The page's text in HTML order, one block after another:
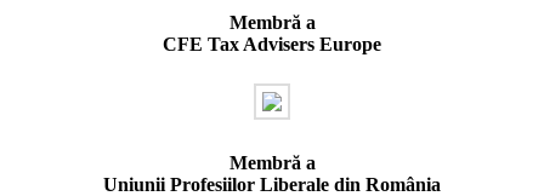
Membră a
CFE Tax Advisers Europe
Membră a
Uniunii Profesiilor Liberale din România